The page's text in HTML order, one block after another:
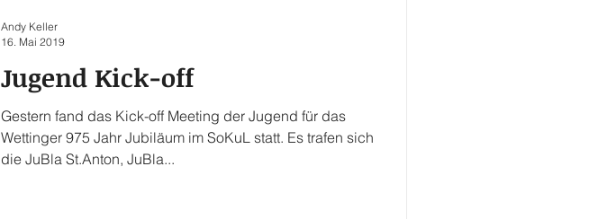
Jugend Kick-off
Gestern fand das Kick-off Meeting der Jugend für das
Wettinger 975 Jahr Jubiläum im SoKuL statt. Es trafen sich
die JuBla St.Anton, JuBla...
Andy Keller
16. Mai 2019